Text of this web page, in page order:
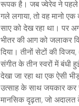
रूपक है। जब ज्वेरेव ने पहले
गले लगाया, तो वह मानो
साए को देख रहा था। पर
भीतर की आग को जलाकर
दिया। तीनों सेटों की
संगीत के तीन स्वरों में बंधी
देखा जा रहा था एक ऐसी
उत्साह के साथ जयकार कर
मानसिक दृढ़ता, जो अदालत